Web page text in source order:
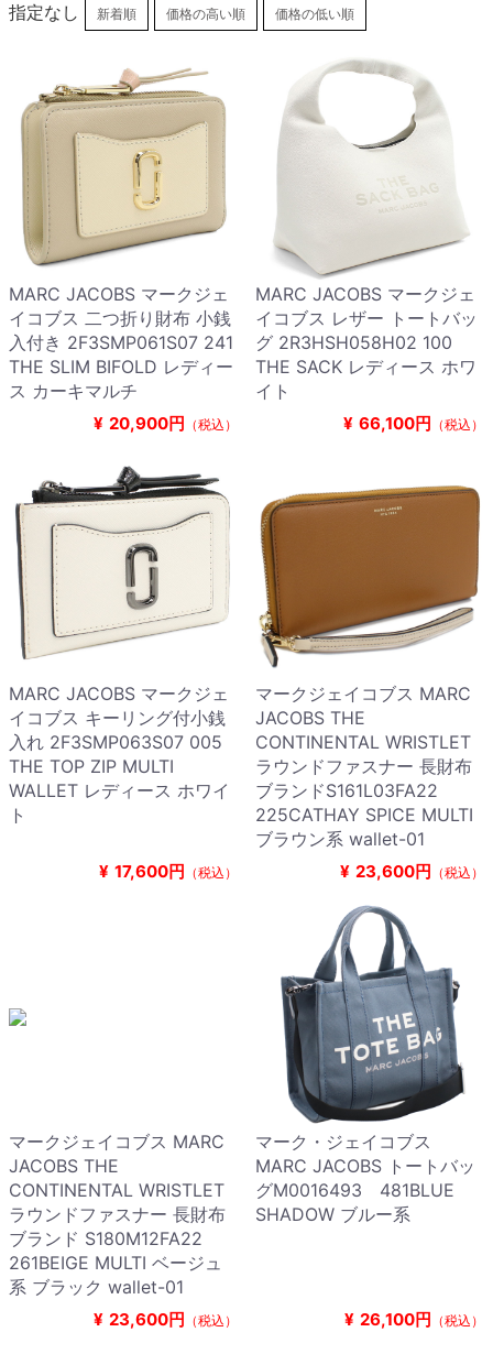
指定なし 新着順 価格の高い順 価格の低い順
MARC JACOBS マークジェ
イコブス 二つ折り財布 小銭
入付き 2F3SMP061S07 241
THE SLIM BIFOLD レディー
ス カーキマルチ
¥ 20,900円 （税込）
MARC JACOBS マークジェ
イコブス レザー トートバッ
グ 2R3HSH058H02 100
THE SACK レディース ホワ
イト
¥ 66,100円 （税込）
MARC JACOBS マークジェ
イコブス キーリング付小銭
入れ 2F3SMP063S07 005
THE TOP ZIP MULTI
WALLET レディース ホワイ
ト
¥ 17,600円 （税込）
マークジェイコブス MARC
JACOBS THE
CONTINENTAL WRISTLET
ラウンドファスナー 長財布
ブランドS161L03FA22
225CATHAY SPICE MULTI
ブラウン系 wallet-01
¥ 23,600円 （税込）
マークジェイコブス MARC
JACOBS THE
CONTINENTAL WRISTLET
ラウンドファスナー 長財布
ブランド S180M12FA22
261BEIGE MULTI ベージュ
系 ブラック wallet-01
¥ 23,600円 （税込）
マーク・ジェイコブス
MARC JACOBS トートバッ
グM0016493 481BLUE
SHADOW ブルー系
¥ 26,100円 （税込）